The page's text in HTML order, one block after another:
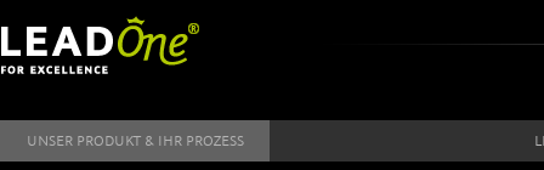
UNSER PRODUKT & IHR PROZESS